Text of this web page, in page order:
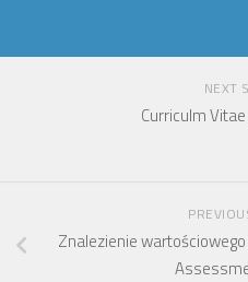
NEXT
Curriculm
Znalezienie